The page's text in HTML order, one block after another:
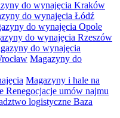
do wynajęcia Kraków
do wynajęcia Łódź
do wynajęcia Opole
do wynajęcia Rzeszów
do wynajęcia
Magazyny do
Magazyny i hale na
Renegocjacje umów najmu
logistyczne Baza